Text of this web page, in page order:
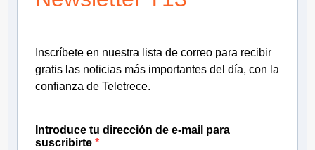
Inscríbete en nuestra lista de correo para recibir
gratis las noticias más importantes del día, con la
confianza de Teletrece.
Introduce tu dirección de e-mail para
suscribirte